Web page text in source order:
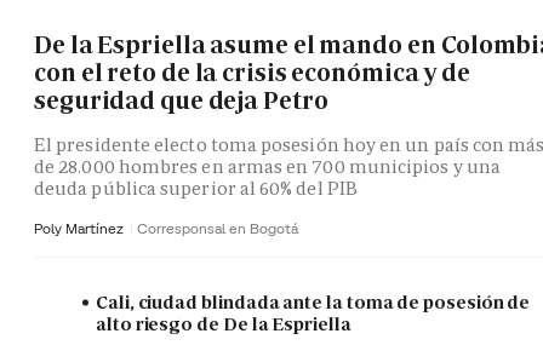
De la Espriella asume el mando en
con el reto de la crisis económica y de
seguridad que deja Petro
El presidente electo toma posesión hoy en un país con
de 28.000 hombres en armas en 700 municipios y una
deuda pública superior al 60% del PIB
Poly Martínez Corresponsal en Bogotá
Cali, ciudad blindada ante la toma de posesión de
alto riesgo de De la Espriella